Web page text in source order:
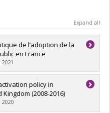
Expand all
de l’adoption de la
en France
policy in
(2008-2016)